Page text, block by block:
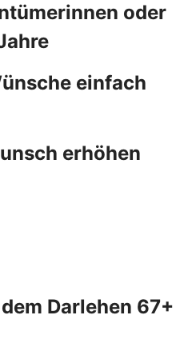
oder
einfach
erhöhen
Darlehen 67+